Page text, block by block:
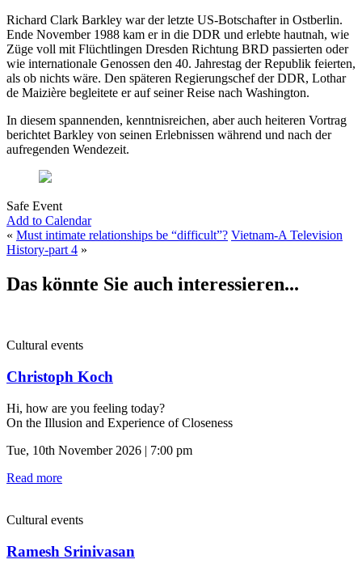
Richard Clark Barkley war der letzte US-Botschafter in Ostberlin.
Ende November 1988 kam er in die DDR und erlebte hautnah, wie
Züge voll mit Flüchtlingen Dresden Richtung BRD passierten oder
wie internationale Genossen den 40. Jahrestag der Republik feierten,
als ob nichts wäre. Den späteren Regierungschef der DDR, Lothar
de Maizière begleitete er auf seiner Reise nach Washington.
In diesem spannenden, kenntnisreichen, aber auch heiteren Vortrag
berichtet Barkley von seinen Erlebnissen während und nach der
aufregenden Wendezeit.
Safe Event
Add to Calendar
« Must intimate relationships be “difficult”? Vietnam-A Television
History-part 4 »
Das könnte Sie auch interessieren...
Cultural events
Christoph Koch
Hi, how are you feeling today?
On the Illusion and Experience of Closeness
Tue, 10th November 2026 | 7:00 pm
Read more
Cultural events
Ramesh Srinivasan